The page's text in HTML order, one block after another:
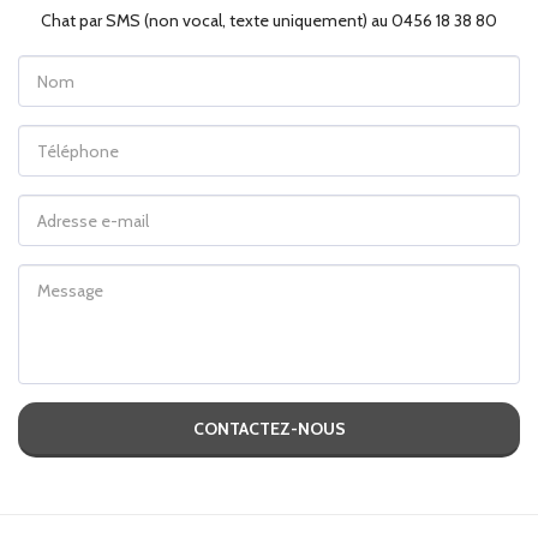
Chat par SMS (non vocal, texte uniquement) au 0456 18 38 80
CONTACTEZ-NOUS